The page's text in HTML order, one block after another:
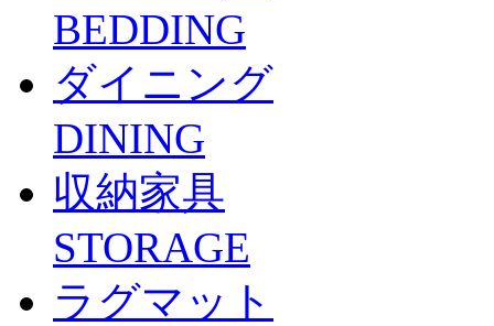
BEDDING
ダイニング
DINING
収納家具
STORAGE
ラグマット